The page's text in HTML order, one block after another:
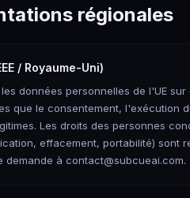
régionales
/ Royaume-Uni)
données personnelles de l'UE sur
que le consentement, l'exécution
Les droits des personnes
effacement, portabilité) sont
demande à contact@subcueai.com.